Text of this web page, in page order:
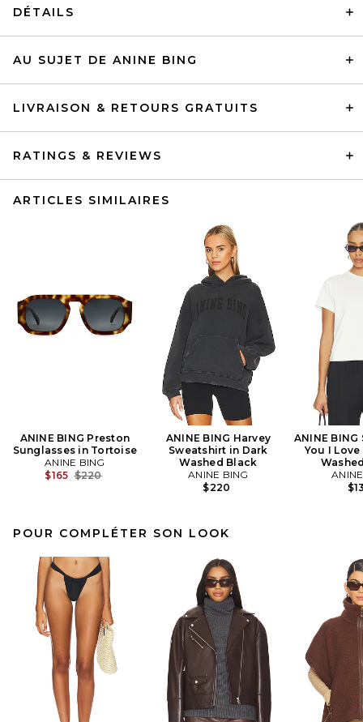
DÉTAILS
AU SUJET DE ANINE BING
LIVRAISON & RETOURS GRATUITS
RATINGS & REVIEWS
ARTICLES SIMILAIRES
ANINE BING Preston
Sunglasses in Tortoise
ANINE BING
$165 Previous price:
$220
ANINE BING Harvey
Sweatshirt in Dark
Washed Black
ANINE BING
$220
ANINE BING
You I Love
POUR COMPLÉTER SON LOOK